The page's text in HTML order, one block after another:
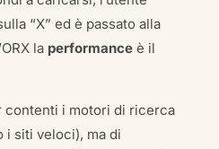
“X” ed è passato alla
la performanceè il
contenti i motori di ricerca
i siti veloci), ma di